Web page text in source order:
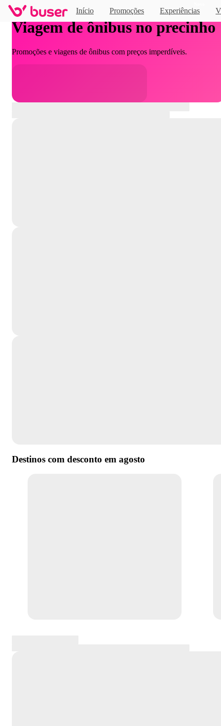
Início Promoções Experiências
Viagem de ônibus no precinho
Promoções e viagens de ônibus com preços imperdíveis.
Destinos com desconto em agosto